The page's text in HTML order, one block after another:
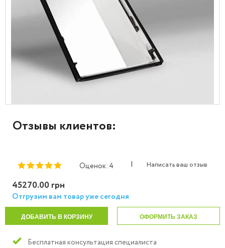
Отзывы клиентов:
Оценок: 4 | Написать ваш отзыв
45270.00 грн
Отгрузим вам товар уже сегодня
ДОБАВИТЬ В КОРЗИНУ ОФОРМИТЬ ЗАКАЗ
Бесплатная консультация специалиста